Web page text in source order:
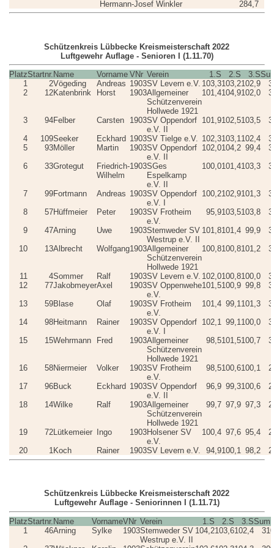
Hermann-Josef Winkler 284,7
Schützenkreis Lübbecke Kreismeisterschaft 2022
Luftgewehr Auflage - Senioren I (1.11.70)
PlatzStartnr. Name Vorname VNr Verein 1.S 2.S 3.S
1
2Vögeding Andreas 1903SV Levern e.V. 103,3103,2102,9
2
12Katenbrink Horst 1903Allgemeiner
Schützenverein
Hollwede 1921
101,4104,9102,0
3 94Felber Carsten 1903SV Oppendorf
e.V. II
101,9102,5103,5
4
109Seeker Eckhard 1903SV Tielge e.V. 102,3103,1102,4
5
93Möller Martin 1903SV Oppendorf
e.V. II
102,0104,2 99,4
6
33Grotegut
Friedrich-
Wilhelm
1903SGes
Espelkamp
e.V. II
100,0101,4103,3
7 99Fortmann Andreas 1903SV Oppendorf
e.V. I
100,2102,9101,3
8
57Hüffmeier Peter 1903SV Frotheim
e.V.
95,9103,5103,8
9
47Arning Uwe 1903Stemweder SV
Westrup e.V. II
101,8101,4 99,9
10
13Albrecht Wolfgang1903Allgemeiner
Schützenverein
Hollwede 1921
100,8100,8101,2
11 4Sommer Ralf 1903SV Levern e.V. 102,0100,8100,0
12
77JakobmeyerAxel 1903SV Oppenwehe
e.V.
101,5100,9 99,8
13
59Blase Olaf 1903SV Frotheim
e.V.
101,4 99,1101,3
14
98Heitmann Rainer 1903SV Oppendorf
e.V. I
102,1 99,1100,0
15
15Wehrmann Fred 1903Allgemeiner
Schützenverein
Hollwede 1921
98,5101,5100,7
16 58Niermeier Volker 1903SV Frotheim
e.V.
98,5100,6100,1
17
96Buck Eckhard 1903SV Oppendorf
e.V. II
96,9 99,3100,6
18
14Wilke Ralf 1903Allgemeiner
Schützenverein
Hollwede 1921
99,7 97,9 97,3
19 72Lütkemeier Ingo 1903Holsener SV
e.V.
100,4 97,6 95,4
20
1Koch Rainer 1903SV Levern e.V. 94,9100,1 98,2
Schützenkreis Lübbecke Kreismeisterschaft 2022
Luftgewehr Auflage - Seniorinnen I (1.11.71)
PlatzStartnr. Name VornameVNr Verein 1.S 2.S 3.S
1
46Arning Sylke 1903Stemweder SV
Westrup e.V. II
104,2103,6102,4